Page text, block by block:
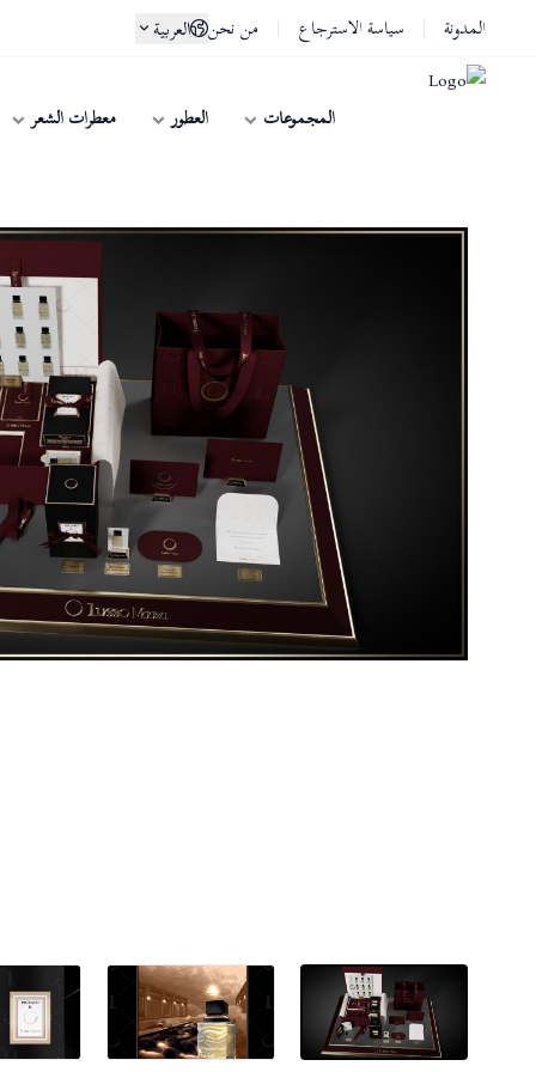
المدونة سياسة الاسترجاع من نحن العربية
المجموعات العطور معطرات الشعر